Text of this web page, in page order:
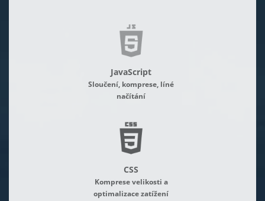
JavaScript
Sloučení, komprese, líné
načítání
CSS
Komprese velikosti a
optimalizace zatížení